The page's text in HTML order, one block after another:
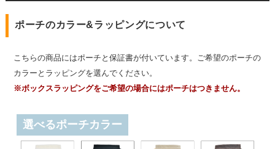
ポーチのカラー&ラッピングについて
こちらの商品にはポーチと保証書が付いています。ご希望のポーチの
カラーとラッピングを選んでください。
※ボックスラッピングをご希望の場合にはポーチはつきません。
選べるポーチカラー